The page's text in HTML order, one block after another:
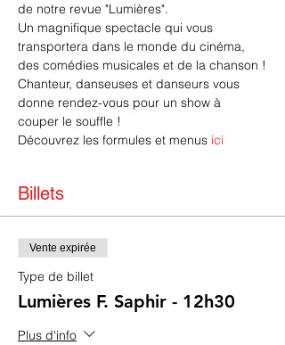
de notre revue "Lumières".
Un magnifique spectacle qui vous
transportera dans le monde du cinéma,
des comédies musicales et de la chanson !
Chanteur, danseuses et danseurs vous
donne rendez-vous pour un show à
couper le souffle !
Découvrez les formules et menus ici
Billets
Vente expirée
Type de billet
Lumières F. Saphir - 12h30
Plus d'info